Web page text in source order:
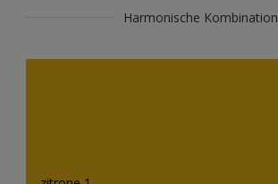
Harmonische Kombination